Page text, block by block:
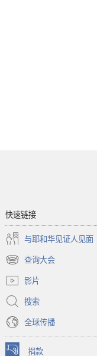
快速链接
与耶和华见证人见面
查询大会
（打
开
新
窗
口）
影片
搜索
全球传播
捐款